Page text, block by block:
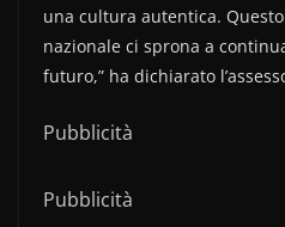
una cultura autentica.
nazionale ci sprona a
futuro,” ha dichiarato
Pubblicità
Pubblicità